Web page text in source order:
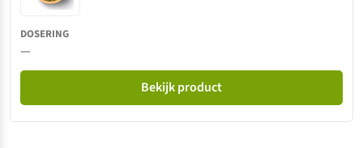
—
Bekijk product